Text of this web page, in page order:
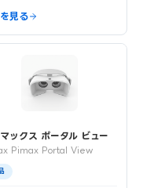
見る
ックス ポータル ビュー
Pimax Portal View